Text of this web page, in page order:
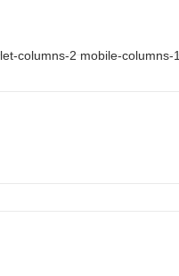
columns-2 mobile-columns-1